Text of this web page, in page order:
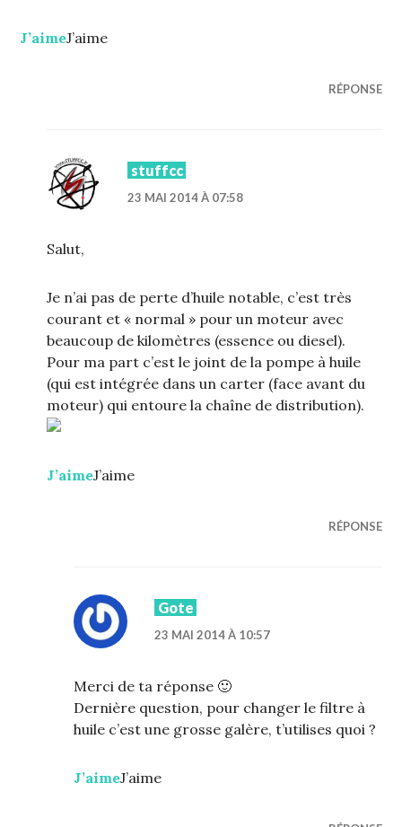
J’aimeJ’aime
RÉPONSE
stuffcc
23 MAI 2014 À 07:58
Salut,
Je n’ai pas de perte d’huile notable, c’est très
courant et « normal » pour un moteur avec
beaucoup de kilomètres (essence ou diesel).
Pour ma part c’est le joint de la pompe à huile
(qui est intégrée dans un carter (face avant du
moteur) qui entoure la chaîne de distribution).
J’aimeJ’aime
RÉPONSE
Gote
23 MAI 2014 À 10:57
Merci de ta réponse 🙂
Dernière question, pour changer le filtre à
huile c’est une grosse galère, t’utilises quoi ?
J’aimeJ’aime